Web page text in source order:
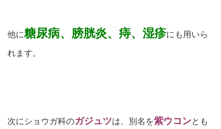
他に糖尿病、膀胱炎、痔、湿疹にも用いら
れます。
次にショウガ科のガジュツは、別名を紫ウコン とも